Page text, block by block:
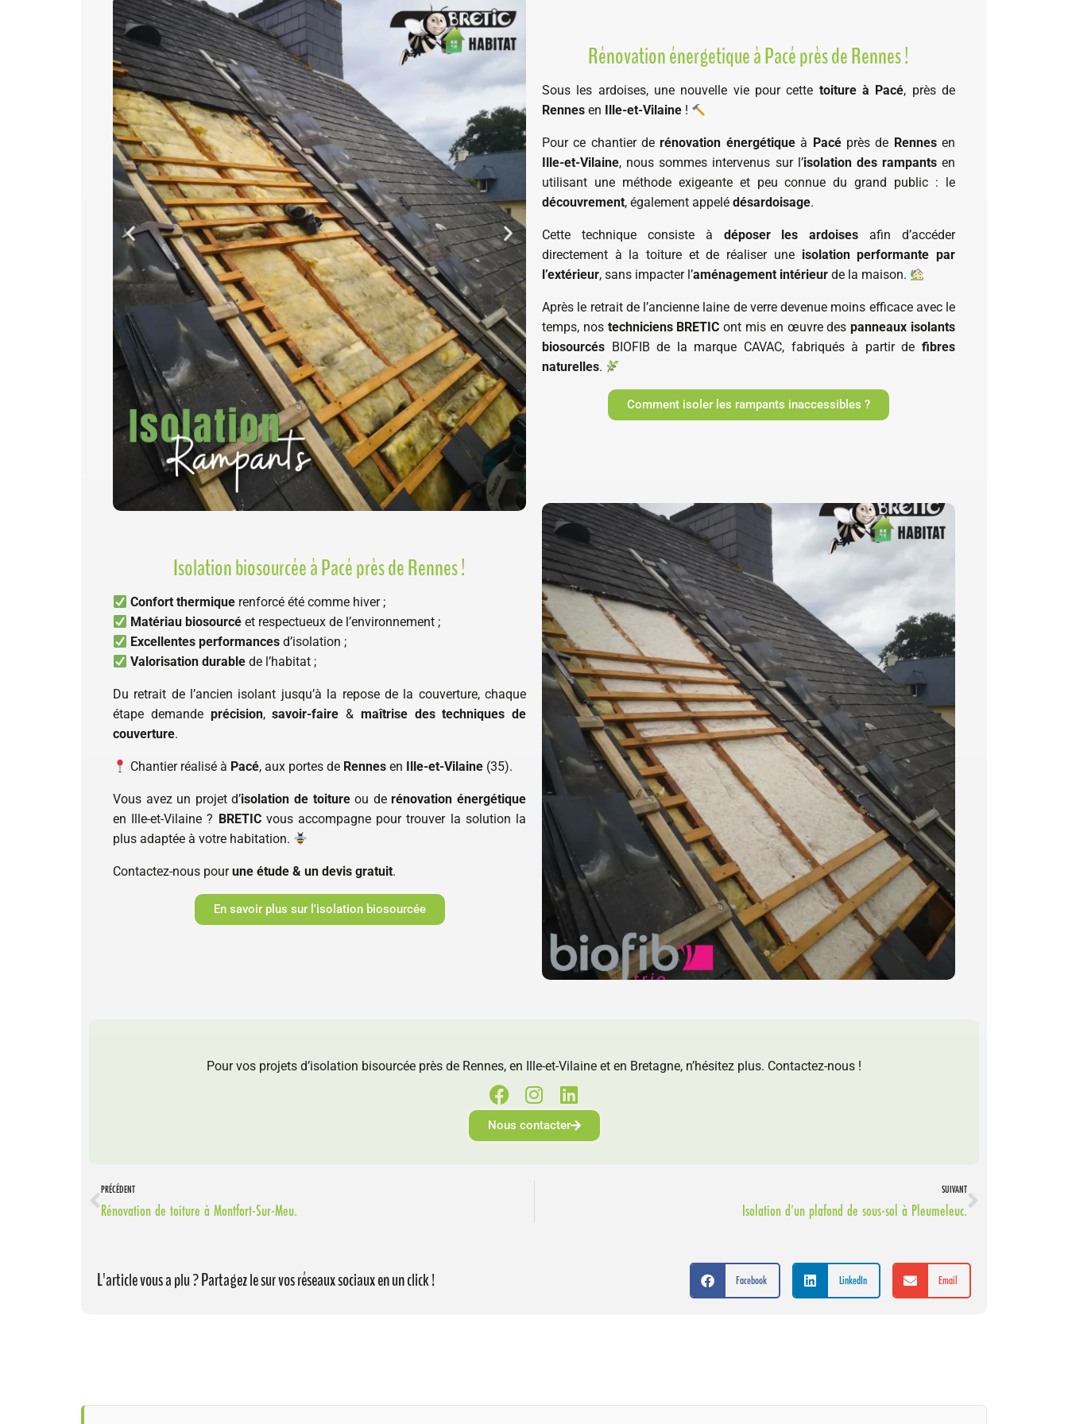
Rénovation énergetique à Pacé près de Rennes !
Sous les ardoises, une nouvelle vie pour cette toiture à Pacé, près de
Rennes en Ille-et-Vilaine !
Pour ce chantier derénovation énergétiqueà Pacéprès de Rennesen
Ille-et-Vilaine, nous sommes intervenus sur l’isolation des rampantsen
utilisant une méthode exigeante et peu connue du grand public : le
découvrement, également appelé désardoisage.
Cette technique consiste à déposer les ardoises afin d’accéder
directement à la toiture et de réaliser une isolation performante par
l’extérieur, sans impacter l’aménagement intérieur de la maison.
Après le retrait de l’ancienne laine de verre devenue moins efficace avec le
temps, nos techniciens BRETIC ont mis en œuvre despanneaux isolants
biosourcés BIOFIB de la marque CAVAC, fabriqués à partir de fibres
naturelles.
Comment isoler les rampants inaccessibles ?
Isolation biosourcée à Pacé près de Rennes !
Confort thermique renforcé été comme hiver ;
Matériau biosourcé et respectueux de l’environnement ;
Excellentes performances d’isolation ;
Valorisation durable de l’habitat ;
Du retrait de l’ancien isolant jusqu’à la repose de la couverture, chaque
étape demande précision,savoir-faire & maîtrise des techniques de
couverture.
Chantier réalisé à Pacé, aux portes de Rennes en Ille-et-Vilaine (35).
Vous avez un projet d’isolation de toitureou derénovation énergétique
en Ille-et-Vilaine ? BRETICvous accompagne pour trouver la solution la
plus adaptée à votre habitation.
Contactez-nous pourune étude & un devis gratuit.
En savoir plus sur l'isolation biosourcée
Pour vos projets d’isolation bisourcée près de Rennes, en Ille-et-Vilaine et en Bretagne, n’hésitez plus. Contactez-nous !
Nous contacter
PRÉCÉDENT
Rénovation de toiture à Montfort-Sur-Meu.
SUIVANT
Isolation d’un plafond de sous-sol à Pleumeleuc.
L'article vous a plu ? Partagez le sur vos réseaux sociaux en un click ! Facebook LinkedIn Email